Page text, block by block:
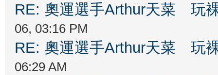
RE: 奧運選手Arthur天菜 玩
06, 03:16 PM
RE: 奧運選手Arthur天菜 玩
06:29 AM